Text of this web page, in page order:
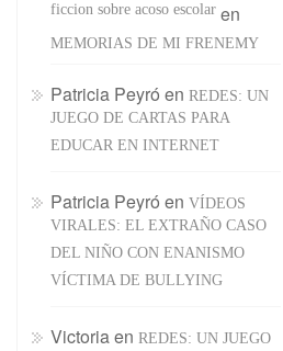
ficcion sobre acoso escolaren
MEMORIAS DE MI FRENEMY
Patricia Peyró en REDES: UN
JUEGO DE CARTAS PARA
EDUCAR EN INTERNET
Patricia Peyró en VÍDEOS
VIRALES: EL EXTRAÑO CASO
DEL NIÑO CON ENANISMO
VÍCTIMA DE BULLYING
Victoriaen REDES: UN JUEGO